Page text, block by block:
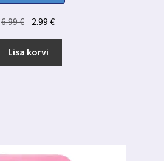
6.99€ Algne
oli:
6.99 €.
2.99€Praegune
2.99 €.
Lisa korvi